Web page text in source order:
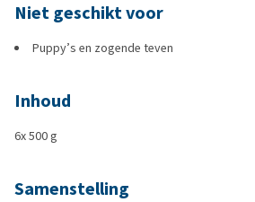
Niet geschikt voor
Puppy’s en zogende teven
Inhoud
6x 500 g
Samenstelling